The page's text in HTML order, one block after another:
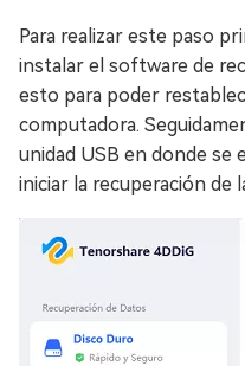
Para realizar este paso
instalar el software de
esto para poder
computadora.
unidad USB en donde se
iniciar la recuperación de